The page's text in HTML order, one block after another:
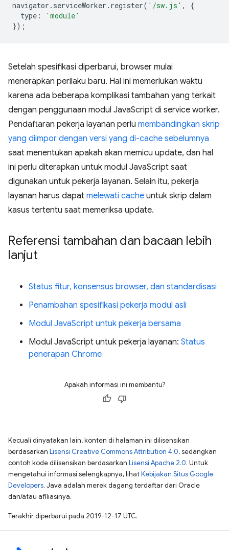
navigator . serviceWorker . register( '/sw.js' ,
{
type :
'module'
});
Setelah spesifikasi diperbarui, browser mulai
menerapkan perilaku baru. Hal ini memerlukan waktu
karena ada beberapa komplikasi tambahan yang terkait
dengan penggunaan modul JavaScript di service worker.
Pendaftaran pekerja layanan perlu membandingkan skrip
yang diimpor dengan versi yang di-cache sebelumnya
saat menentukan apakah akan memicu update, dan hal
ini perlu diterapkan untuk modul JavaScript saat
digunakan untuk pekerja layanan. Selain itu, pekerja
layanan harus dapat melewati cache untuk skrip dalam
kasus tertentu saat memeriksa update.
Referensi tambahan dan bacaan lebih
lanjut
Status fitur, konsensus browser, dan standardisasi
Penambahan spesifikasi pekerja modul asli
Modul JavaScript untuk pekerja bersama
Modul JavaScript untuk pekerja layanan: Status
penerapan Chrome
Apakah informasi ini membantu?
Kecuali dinyatakan lain, konten di halaman ini dilisensikan
berdasarkan Lisensi Creative Commons Attribution 4.0, sedangkan
contoh kode dilisensikan berdasarkan Lisensi Apache 2.0. Untuk
mengetahui informasi selengkapnya, lihatKebijakan Situs Google
Developers. Java adalah merek dagang terdaftar dari Oracle
dan/atau afiliasinya.
Terakhir diperbarui pada 2019-12-17 UTC.